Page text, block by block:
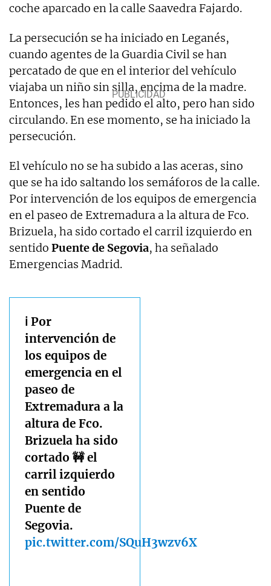
coche aparcado en la calle Saavedra Fajardo.
La persecución se ha iniciado en Leganés,
cuando agentes de la Guardia Civil se han
percatado de que en el interior del vehículo
viajaba un niño sin silla, encima de la madre.
Entonces, les han pedido el alto, pero han sido
circulando. En ese momento, se ha iniciado la
persecución.
El vehículo no se ha subido a las aceras, sino
que se ha ido saltando los semáforos de la calle.
Por intervención de los equipos de emergencia
en el paseo de Extremadura a la altura de Fco.
Brizuela, ha sido cortado el carril izquierdo en
sentido Puente de Segovia, ha señalado
Emergencias Madrid.
ℹ️ Por
intervención de
los equipos de
emergencia en el
paseo de
Extremadura a la
altura de Fco.
Brizuela ha sido
cortado 🚧 el
carril izquierdo
en sentido
Puente de
Segovia.
pic.twitter.com/SQuH3wzv6X